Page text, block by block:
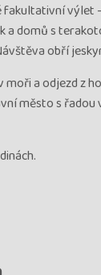
fakultativní výlet -
domů s
obří
a odjezd z
město s řadou